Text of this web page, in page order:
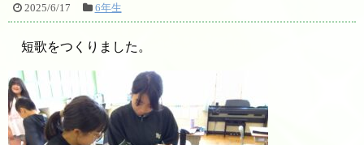
2025/6/17 6年生
短歌をつくりました。